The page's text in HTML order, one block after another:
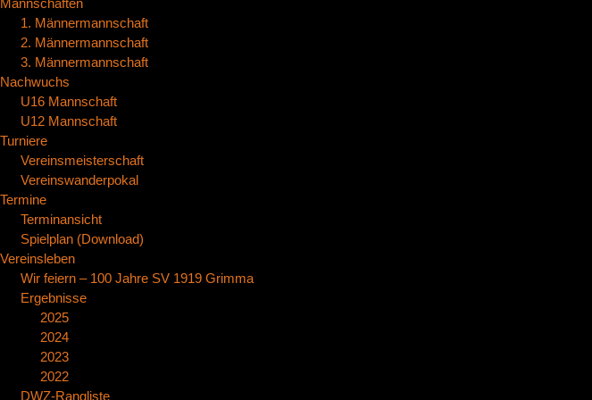
Mannschaften
1. Männermannschaft
2. Männermannschaft
3. Männermannschaft
Nachwuchs
U16 Mannschaft
U12 Mannschaft
Turniere
Vereinsmeisterschaft
Vereinswanderpokal
Termine
Terminansicht
Spielplan (Download)
Vereinsleben
Wir feiern – 100 Jahre SV 1919 Grimma
Ergebnisse
2025
2024
2023
2022
DWZ-Rangliste